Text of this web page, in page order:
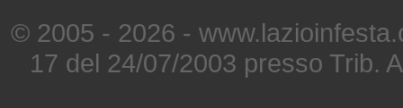
© 2005 - 2026 -
17 del 24/07/2003 presso Trib.